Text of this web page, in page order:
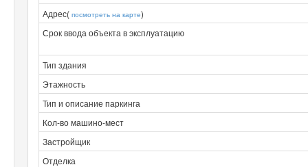
Адрес( посмотреть на карте)
Срок ввода объекта в эксплуатацию
Тип здания
Этажность
Тип и описание паркинга
Кол-во машино-мест
Застройщик
Отделка